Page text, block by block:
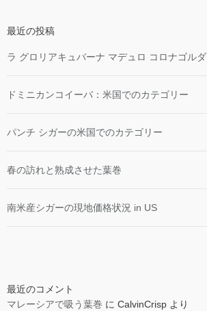
最近の投稿
ラ グロリアキュバーナ マデュロ コロナゴルダ
ドミニカンコイーバ：米国でのカテゴリー
パンチ シガーの米国でのカテゴリー
春の訪れと熟成させた葉巻
南米産シガーの現地価格状況 in US
最近のコメント
マレーシアで吸う葉巻 に CalvinCrisp より